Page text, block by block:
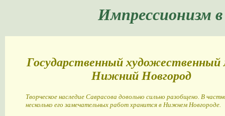
Импрессионизм
Государственный художественный
Нижний Новгород
Творческое наследие Саврасова довольно сильно разобщено. В
несколько его замечательных работ хранится в Нижнем Новгороде.